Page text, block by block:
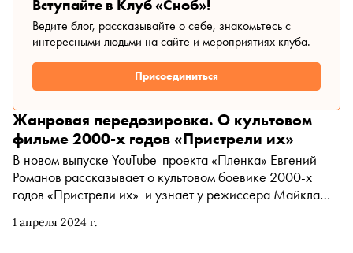
но вместе с тем сопротивляются любой классификации.
Жанр ли это вообще?
Вступайте в Клуб «Сноб»!
Ведите блог, рассказывайте о себе, знакомьтесь с
интересными людьми на сайте и мероприятиях клуба.
Присоединиться
1 апреля 2024 г.
Жанровая передозировка. О культовом
фильме 2000-х годов «Пристрели их»
В новом выпуске YouTube-проекта «Пленка» Евгений
Романов рассказывает о культовом боевике 2000-х
годов «Пристрели их» и узнает у режиссера Майкла
запомнился зрителям пафосным главным героем,